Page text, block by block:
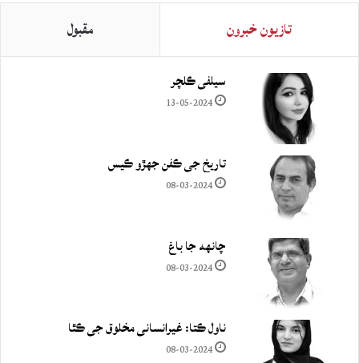
تازيون خبرون مقبول
سيلفي ڪلچر
13-05-2024
تاريخ جي ڪفن جھڙو ڪيس
08-03-2024
چانهه جا باغ
08-03-2024
ناول ڪتا: غيرانساني مخلوق جي ڪٿا
08-03-2024